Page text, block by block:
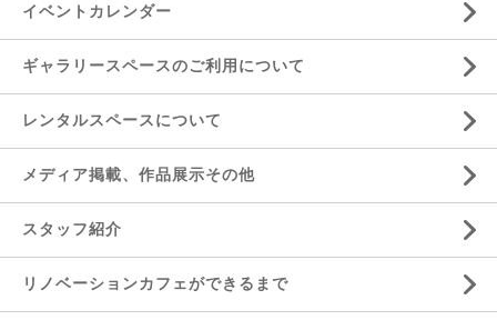
イベントカレンダー
ギャラリースペースのご利用について
レンタルスペースについて
メディア掲載、作品展示その他
スタッフ紹介
リノベーションカフェができるまで